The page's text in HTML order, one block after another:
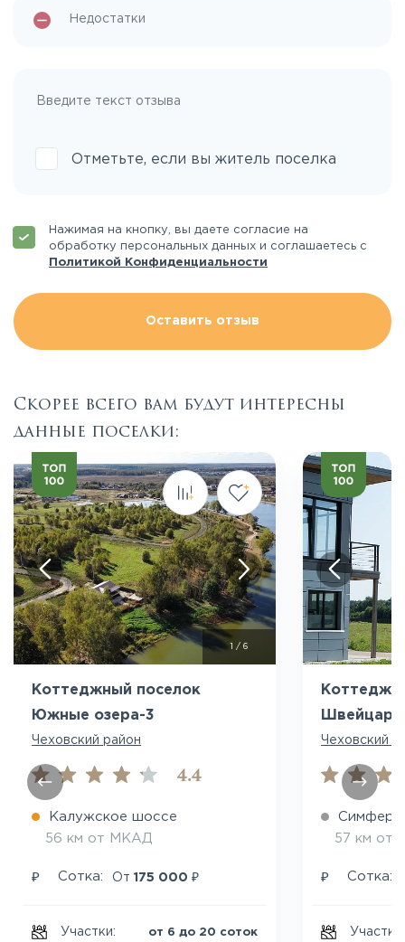
Отметьте, если вы житель поселка
Нажимая на кнопку, вы даете согласие на
обработку персональных данных и соглашаетесь с
Политикой Конфиденциальности
Оставить отзыв
Скорее всего вам будут интересны
данные поселки:
/ 6
Коттеджный поселок
Южные озера-3
Чеховский район
4.4
Калужское шоссе
56 км от МКАД
₽ Сотка: От 175 000 ₽
Участки: от 6 до 20 соток
Посмотреть все фото
Чеховский
57 км от
₽ Сотка:
Участки: